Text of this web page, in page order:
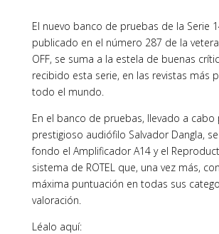
El nuevo banco de pruebas de la Serie
publicado en el número 287 de la
OFF, se suma a la estela de buenas
recibido esta serie, en las revistas más
todo el mundo.
En el banco de pruebas, llevado a cabo
prestigioso audiófilo Salvador Dangla,
fondo el Amplificador A14 y el
sistema de ROTEL que, una vez más,
máxima puntuación en todas sus
valoración.
Léalo aquí: